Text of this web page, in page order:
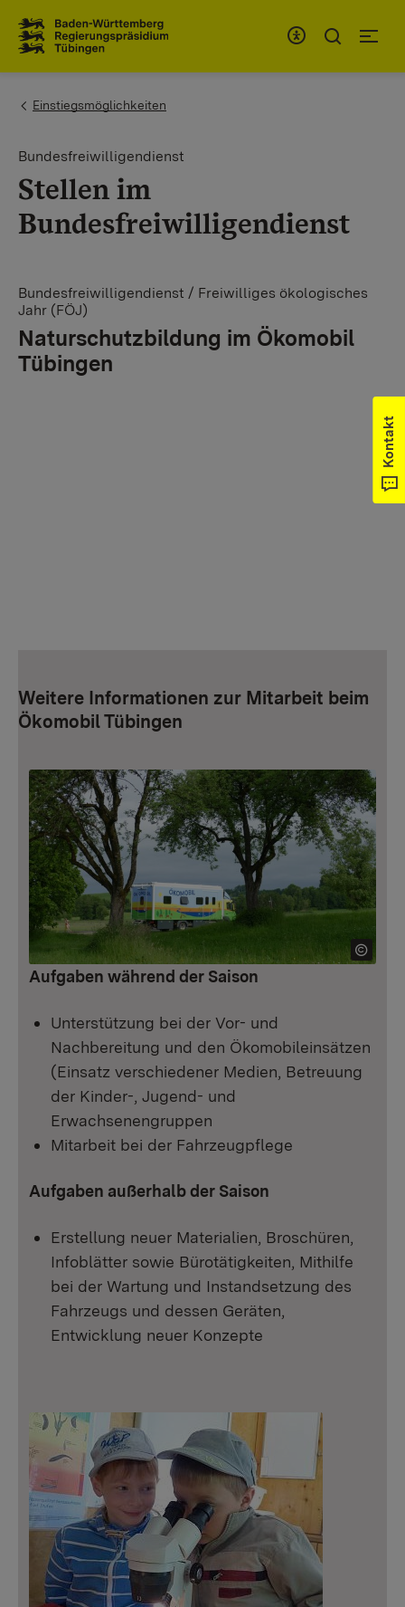
You are here:
Einstiegsmöglichkeiten
Bundesfreiwilligendienst
Stellen im
Bundesfreiwilligendienst
Kontakt
Bundesfreiwilligendienst / Freiwilliges ökologisches
Jahr (FÖJ)
Naturschutzbildung im Ökomobil
Tübingen
Weitere Informationen zur Mitarbeit beim
Ökomobil Tübingen
Aufgaben während der Saison
Unterstützung bei der Vor- und
Nachbereitung und den Ökomobileinsätzen
(Einsatz verschiedener Medien, Betreuung
der Kinder-, Jugend- und
Erwachsenengruppen
Mitarbeit bei der Fahrzeugpflege
Aufgaben außerhalb der Saison
Erstellung neuer Materialien, Broschüren,
Infoblätter sowie Bürotätigkeiten, Mithilfe
bei der Wartung und Instandsetzung des
Fahrzeugs und dessen Geräten,
Entwicklung neuer Konzepte